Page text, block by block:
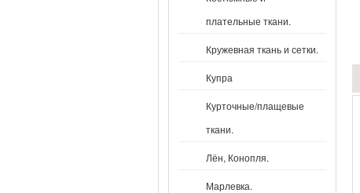
плательные ткани.
Кружевная ткань и сетки.
Купра
Курточные/плащевые
ткани.
Лён, Конопля.
Марлевка.